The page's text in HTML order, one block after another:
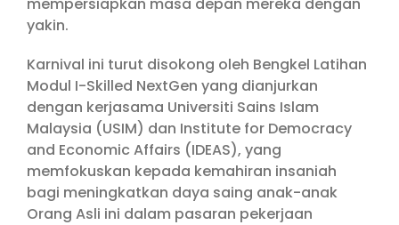
yakin.
Karnival ini turut disokong oleh Bengkel Latihan
Modul I-Skilled NextGen yang dianjurkan
dengan kerjasama Universiti Sains Islam
Malaysia (USIM) dan Institute for Democracy
and Economic Affairs (IDEAS), yang
memfokuskan kepada kemahiran insaniah
bagi meningkatkan daya saing anak-anak
Orang Asli ini dalam pasaran pekerjaan